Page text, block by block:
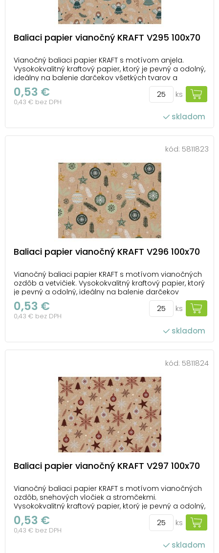
Baliaci papier vianočný KRAFT V295 100x70
Vianočný baliaci papier KRAFT s motívom anjela.
Vysokokvalitný kraftový papier, ktorý je pevný a odolný,
ideálny na balenie darčekov všetkých tvarov a
veľkostí. Urobte radosť svojim blízkym nielen
obsahom, ale aj krásnym vzhľadom darčeka. U nás
nájdete všetko, čo potrebujete na dokonalé zabaleni...
0,53 €
0,43 € bez DPH
ks
skladom
kód: 5811823
Baliaci papier vianočný KRAFT V296 100x70
Vianočný baliaci papier KRAFT s motívom vianočných
ozdôb a vetvičiek. Vysokokvalitný kraftový papier, ktorý
je pevný a odolný, ideálny na balenie darčekov
všetkých tvarov a veľkostí. Urobte radosť svojim
blízkym nielen obsahom, ale aj krásnym vzhľadom
darčeka. U nás nájdete všetko, čo potrebujete...
0,53 €
0,43 € bez DPH
ks
skladom
kód: 5811824
Baliaci papier vianočný KRAFT V297 100x70
Vianočný baliaci papier KRAFT s motívom vianočných
ozdôb, snehových vločiek a stromčekmi.
Vysokokvalitný kraftový papier, ktorý je pevný a odolný,
ideálny na balenie darčekov všetkých tvarov a
veľkostí. Urobte radosť svojim blízkym nielen
obsahom, ale aj krásnym vzhľadom darčeka. U nás
0,53 €
0,43 € bez DPH
ks
skladom